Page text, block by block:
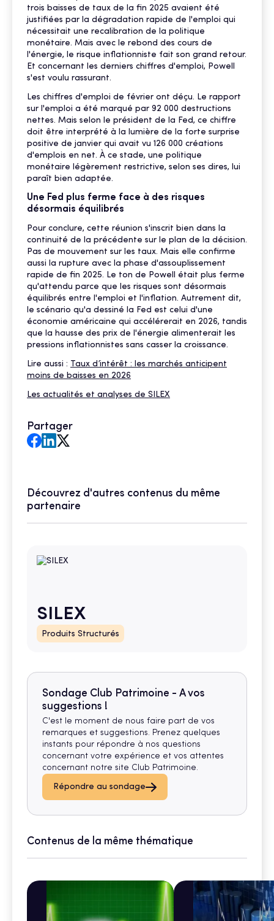
trois baisses de taux de la fin 2025 avaient été
justifiées par la dégradation rapide de l'emploi qui
nécessitait une recalibration de la politique
monétaire. Mais avec le rebond des cours de
l'énergie, le risque inflationniste fait son grand retour.
Et concernant les derniers chiffres d'emploi, Powell
s'est voulu rassurant.
Les chiffres d'emploi de février ont déçu. Le rapport
sur l'emploi a été marqué par 92 000 destructions
nettes. Mais selon le président de la Fed, ce chiffre
doit être interprété à la lumière de la forte surprise
positive de janvier qui avait vu 126 000 créations
d'emplois en net. À ce stade, une politique
monétaire légèrement restrictive, selon ses dires, lui
paraît bien adaptée.
Une Fed plus ferme face à des risques
désormais équilibrés
Pour conclure, cette réunion s'inscrit bien dans la
continuité de la précédente sur le plan de la décision.
Pas de mouvement sur les taux. Mais elle confirme
aussi la rupture avec la phase d'assouplissement
rapide de fin 2025. Le ton de Powell était plus ferme
qu'attendu parce que les risques sont désormais
équilibrés entre l'emploi et l'inflation. Autrement dit,
le scénario qu'a dessiné la Fed est celui d'une
économie américaine qui accélérerait en 2026, tandis
que la hausse des prix de l'énergie alimenterait les
pressions inflationnistes sans casser la croissance.
Lire aussi : Taux d’intérêt : les marchés anticipent
moins de baisses en 2026
Les actualités et analyses de SILEX
Partager
Découvrez d'autres contenus du même
partenaire
SILEX
Produits Structurés
Sondage Club Patrimoine - A vos
suggestions !
C'est le moment de nous faire part de vos
remarques et suggestions. Prenez quelques
instants pour répondre à nos questions
concernant votre expérience et vos attentes
concernant notre site Club Patrimoine.
Répondre au sondage
Contenus de la même thématique